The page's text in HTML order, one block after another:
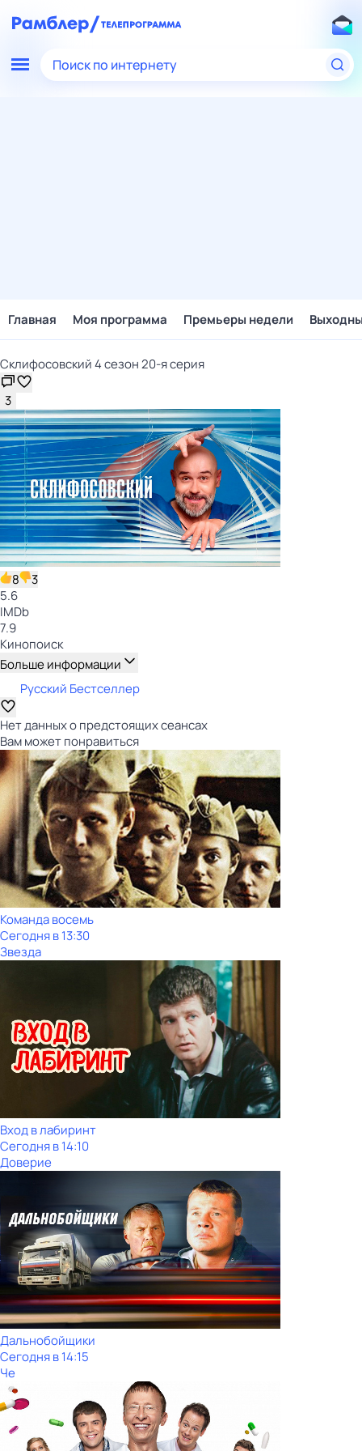
Поиск по интернету
Главная Моя программа Премьеры недели
Склифосовский 4 сезон 20-я серия
3
8
3
5.6
IMDb
7.9
Кинопоиск
Больше информации
Русский Бестселлер
Нет данных о предстоящих сеансах
Вам может понравиться
Команда восемь
Сегодня в 13:30
Звезда
Вход в лабиринт
Сегодня в 14:10
Доверие
Дальнобойщики
Сегодня в 14:15
Че